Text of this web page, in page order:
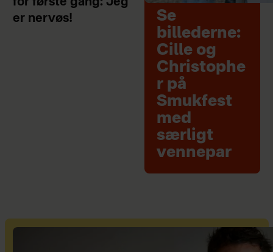
er nervøs!
Se
billederne:
Cille og
Christophe
r på
Smukfest
med
særligt
vennepar